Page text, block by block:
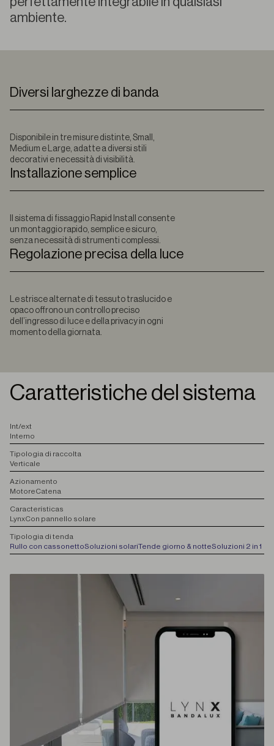
ambiente.
Diversi larghezze di banda
Disponibile in tre misure distinte, Small,
Medium e Large, adatte a diversi stili
decorativi e necessità di visibilità.
Installazione semplice
Il sistema di fissaggio Rapid Install consente
un montaggio rapido, semplice e sicuro,
senza necessità di strumenti complessi.
Regolazione precisa della luce
Le strisce alternate di tessuto traslucido e
opaco offrono un controllo preciso
dell’ingresso di luce e della privacy in ogni
momento della giornata.
Caratteristiche del sistema
Int/ext
Interno
Tipologia di raccolta
Verticale
Azionamento
MotoreCatena
Características
LynxCon pannello solare
Tipologia di tenda
Rullo con cassonettoSoluzioni solariTende giorno & notteSoluzioni 2 in 1